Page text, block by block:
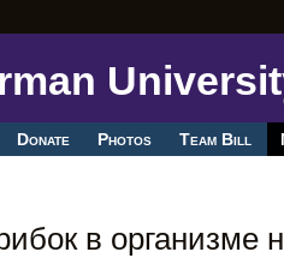
Donate Photos Team Bill
в организме